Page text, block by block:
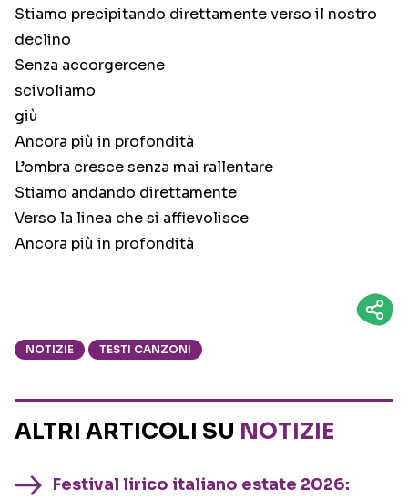
Stiamo precipitando direttamente verso il nostro
declino
Senza accorgercene
scivoliamo
giù
Ancora più in profondità
L’ombra cresce senza mai rallentare
Stiamo andando direttamente
Verso la linea che si affievolisce
Ancora più in profondità
NOTIZIE TESTI CANZONI
ALTRI ARTICOLI SU NOTIZIE
Festival lirico italiano estate 2026: